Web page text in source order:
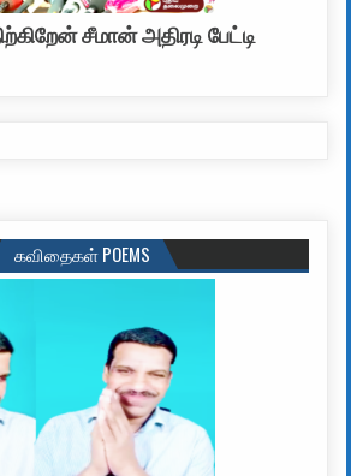
சீமான் அதிரடி பேட்டி
கவிதைகள் POEMS